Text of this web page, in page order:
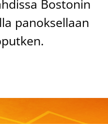
Bostonin
panoksellaan